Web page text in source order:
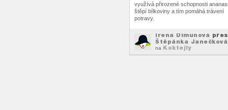
využívá přirozené schopnosti
štěpí bílkoviny a tím pomáhá trávení
potravy.
Irena Dimunová přes
Štěpánka Janečková
na Koktejly